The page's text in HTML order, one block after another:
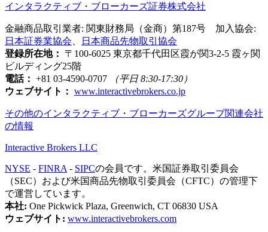
インタラクティブ・ブローカーズ証券株式会社
金融商品取引業者: 関東財務局（金商）第187号 加入協会:
日本証券業協会
日本商品先物取引協会
登録所在地：
〒100-6025 東京都千代田区霞が関3-2-5 霞ヶ関
ビルディング25階
電話： +81 03-4590-0707
（平日 8:30-17:30）
ウェブサイト： www.interactivebrokers.co.jp
その他のインタラクティブ・ブローカーズグループ関連会社
の情報
Interactive Brokers LLC
NYSE - FINRA - SIPCの会員です。米国証券取引委員会
（SEC）および米国商品先物取引委員会（CFTC）の管理下
で運営しています。
本社: One Pickwick Plaza, Greenwich, CT 06830 USA
ウェブサイト: www.interactivebrokers.com